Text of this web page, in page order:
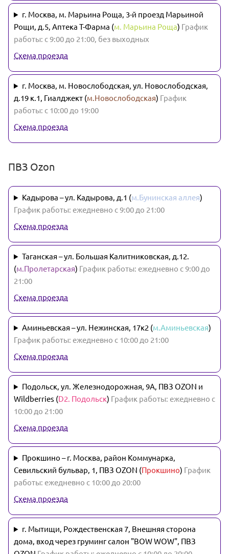
г. Москва, м. Марьина Роща, 3-й проезд Марьиной
Рощи, д.5, Аптека Т-Фарма (м. Марьина Роща) График
работы: с 9:00 до 21:00, без выходных
Схема проезда
г. Москва, м. Новослободская, ул. Новослободская,
д.19 к.1, Гиалджект (м.Новослободская) График
работы: с 10:00 до 19:00
Схема проезда
ПВЗ Ozon
Кадырова – ул. Кадырова, д.1 (м.Бунинская аллея)
График работы: ежедневно с 9:00 до 21:00
Схема проезда
Таганская – ул. Большая Калитниковская, д.12.
(м.Пролетарская) График работы: ежедневно с 9:00 до
21:00
Схема проезда
Аминьевская – ул. Нежинская, 17к2 (м.Аминьевская)
График работы: ежедневно с 10:00 до 21:00
Схема проезда
Подольск, ул. Железнодорожная, 9А, ПВЗ OZON и
Wildberries (D2. Подольск) График работы: ежедневно с
10:00 до 21:00
Схема проезда
Прокшино – г. Москва, район Коммунарка,
Севильский бульвар, 1, ПВЗ OZON (Прокшино) График
работы: ежедневно с 10:00 до 20:00
Схема проезда
г. Мытищи, Рождественская 7, Внешняя сторона
дома, вход через груминг салон "BOW WOW", ПВЗ